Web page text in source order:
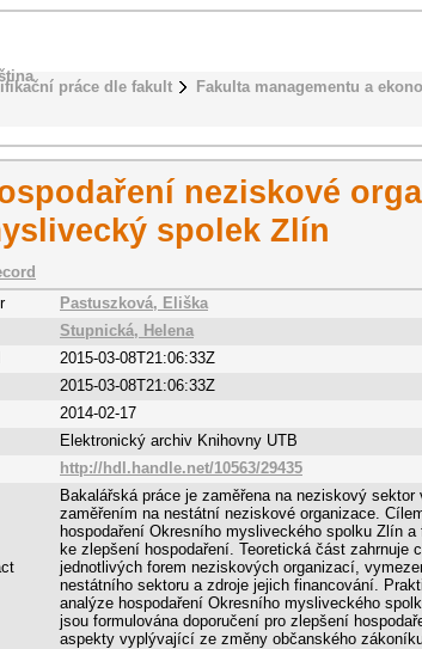
práce dle fakult Fakulta managementu a
neziskové
spolek Zlín
Pastuszková, Eliška
Stupnická, Helena
2015-03-08T21:06:33Z
2015-03-08T21:06:33Z
2014-02-17
Elektronický archiv Knihovny UTB
http://hdl.handle.net/10563/29435
Bakalářská práce je zaměřena na neziskový sektor
zaměřením na nestátní neziskové organizace.
hospodaření Okresního mysliveckého spolku Zlín a
ke zlepšení hospodaření. Teoretická část zahrnuje
jednotlivých forem neziskových organizací,
nestátního sektoru a zdroje jejich financování.
analýze hospodaření Okresního mysliveckého
jsou formulována doporučení pro zlepšení
aspekty vyplývající ze změny občanského